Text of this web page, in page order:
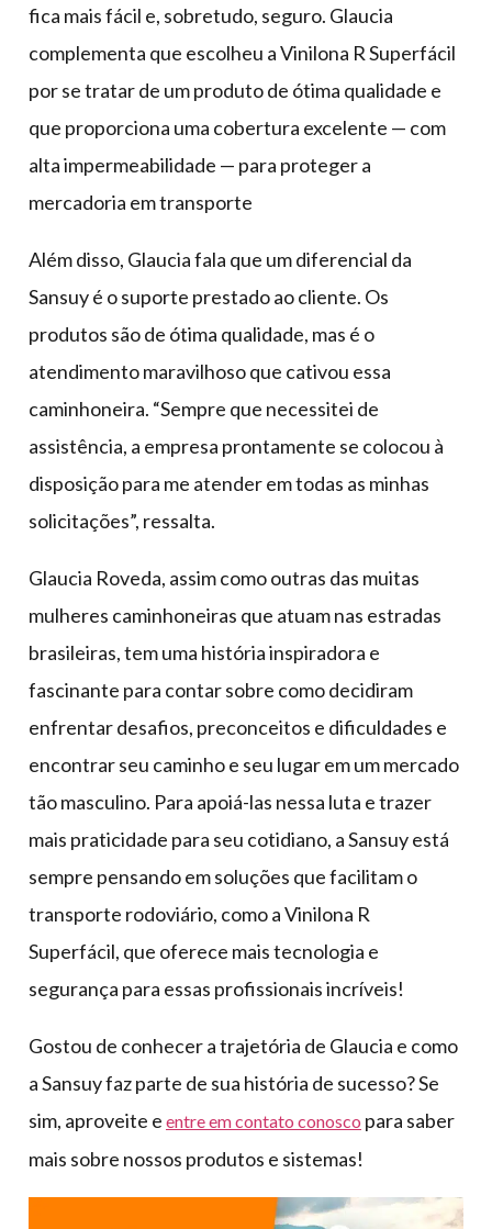
fica mais fácil e, sobretudo, seguro. Glaucia
complementa que escolheu a Vinilona R Superfácil
por se tratar de um produto de ótima qualidade e
que proporciona uma cobertura excelente — com
alta impermeabilidade — para proteger a
mercadoria em transporte
Além disso, Glaucia fala que um diferencial da
Sansuy é o suporte prestado ao cliente. Os
produtos são de ótima qualidade, mas é o
atendimento maravilhoso que cativou essa
caminhoneira. “Sempre que necessitei de
assistência, a empresa prontamente se colocou à
disposição para me atender em todas as minhas
solicitações”, ressalta.
Glaucia Roveda, assim como outras das muitas
mulheres caminhoneiras que atuam nas estradas
brasileiras, tem uma história inspiradora e
fascinante para contar sobre como decidiram
enfrentar desafios, preconceitos e dificuldades e
encontrar seu caminho e seu lugar em um mercado
tão masculino. Para apoiá-las nessa luta e trazer
mais praticidade para seu cotidiano, a Sansuy está
sempre pensando em soluções que facilitam o
transporte rodoviário, como a Vinilona R
Superfácil, que oferece mais tecnologia e
segurança para essas profissionais incríveis!
Gostou de conhecer a trajetória de Glaucia e como
a Sansuy faz parte de sua história de sucesso? Se
sim, aproveite e entre em contato conosco para saber
mais sobre nossos produtos e sistemas!